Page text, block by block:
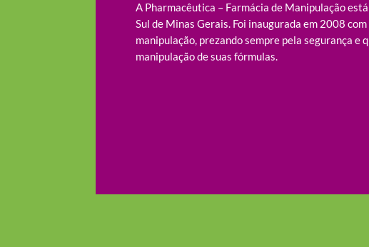
A Pharmacêutica – Farmácia de Manipulação
Sul de Minas Gerais. Foi inaugurada em 2008
manipulação, prezando sempre pela segurança e
manipulação de suas fórmulas.